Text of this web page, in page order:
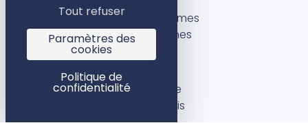
5 rue des Dames
35000 Rennes
Paris
1 rue Bleue
75009 Paris
Tout refuser
Paramètres des
cookies
Politique de
confidentialité